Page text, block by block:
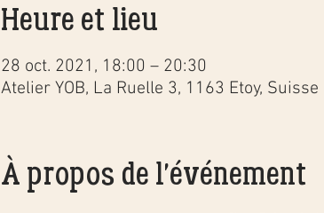
Heure et lieu
28 oct. 2021, 18:00 – 20:30
Atelier YOB, La Ruelle 3, 1163 Etoy, Suisse
À propos de l'événement